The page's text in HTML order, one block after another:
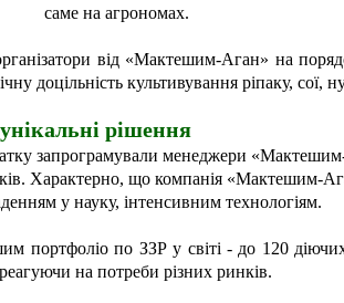
саме на агрономах.
від «Мактешим-Аган» на
доцільність культивування ріпаку, сої,
рішення
запрограмували менеджери «Мактешим-
Характерно, що компанія «Мактешим-
у науку, інтенсивним технологіям.
портфоліо по ЗЗР у світі - до 120
на потреби різних ринків.